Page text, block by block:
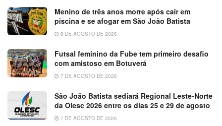
Menino de três anos morre após cair em
piscina e se afogar em São João Batista
8 DE AGOSTO DE 2026
Futsal feminino da Fube tem primeiro desafio
com amistoso em Botuverá
7 DE AGOSTO DE 2026
São João Batista sediará Regional Leste-Norte
da Olesc 2026 entre os dias 25 e 29 de agosto
7 DE AGOSTO DE 2026